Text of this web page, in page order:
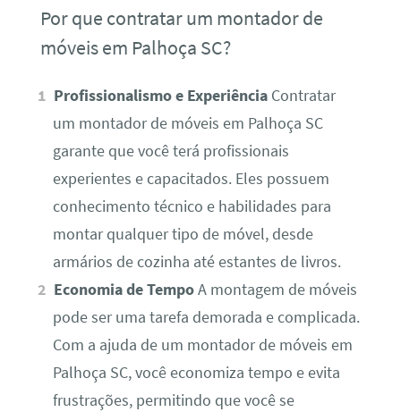
Por que contratar um montador de
móveis em Palhoça SC?
Profissionalismo e Experiência Contratar
um montador de móveis em Palhoça SC
garante que você terá profissionais
experientes e capacitados. Eles possuem
conhecimento técnico e habilidades para
montar qualquer tipo de móvel, desde
armários de cozinha até estantes de livros.
Economia de TempoA montagem de móveis
pode ser uma tarefa demorada e complicada.
Com a ajuda de um montador de móveis em
Palhoça SC, você economiza tempo e evita
frustrações, permitindo que você se